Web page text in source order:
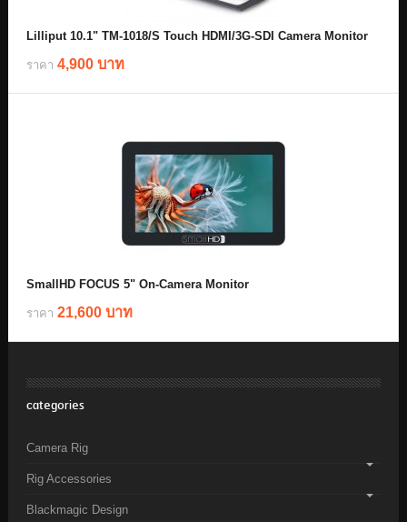
Lilliput 10.1" TM-1018/S Touch HDMI/3G-SDI Camera Monitor
ราคา 4,900 บาท
SmallHD FOCUS 5" On-Camera Monitor
ราคา 21,600 บาท
categories
Camera Rig
Rig Accessories
Blackmagic Design